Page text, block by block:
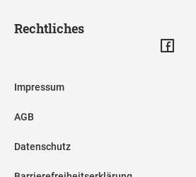
Rechtliches
Impressum
AGB
Datenschutz